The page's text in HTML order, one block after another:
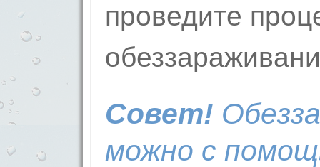
проведите
Совет!
можно с